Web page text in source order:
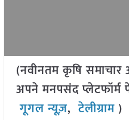
(नवीनतम कृषि
अपने मनपसंद
गूगल न्यूज़,टेलीग्राम )